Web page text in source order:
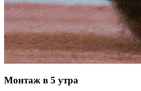
Монтаж в 5 утра